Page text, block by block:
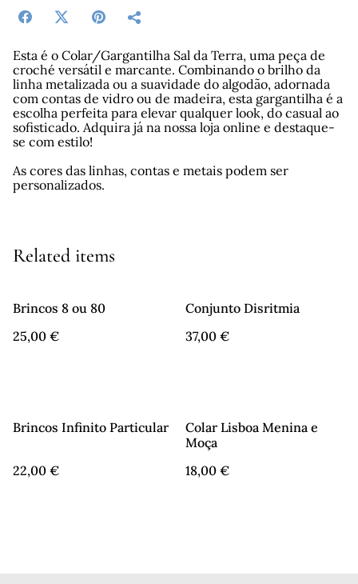
Esta é o Colar/Gargantilha Sal da Terra, uma peça de
croché versátil e marcante. Combinando o brilho da
linha metalizada ou a suavidade do algodão, adornada
com contas de vidro ou de madeira, esta gargantilha é a
escolha perfeita para elevar qualquer look, do casual ao
sofisticado. Adquira já na nossa loja online e destaque-
se com estilo!
As cores das linhas, contas e metais podem ser
personalizados.
Related items
Brincos 8 ou 80
25,00 €
Conjunto Disritmia
37,00 €
Brincos Infinito Particular
22,00 €
Colar Lisboa Menina e
Moça
18,00 €